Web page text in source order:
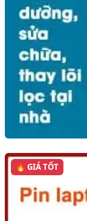
🔥 GIÁ TỐT